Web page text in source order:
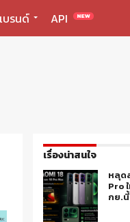
บรนด์ API NEW
เรื่องน่าสนใจ
หลุด
Pro
กย.นี้